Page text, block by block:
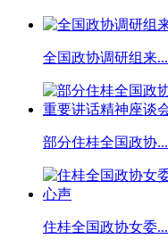
全国政协调研组来...
部分住桂全国政协...
住桂全国政协女委...